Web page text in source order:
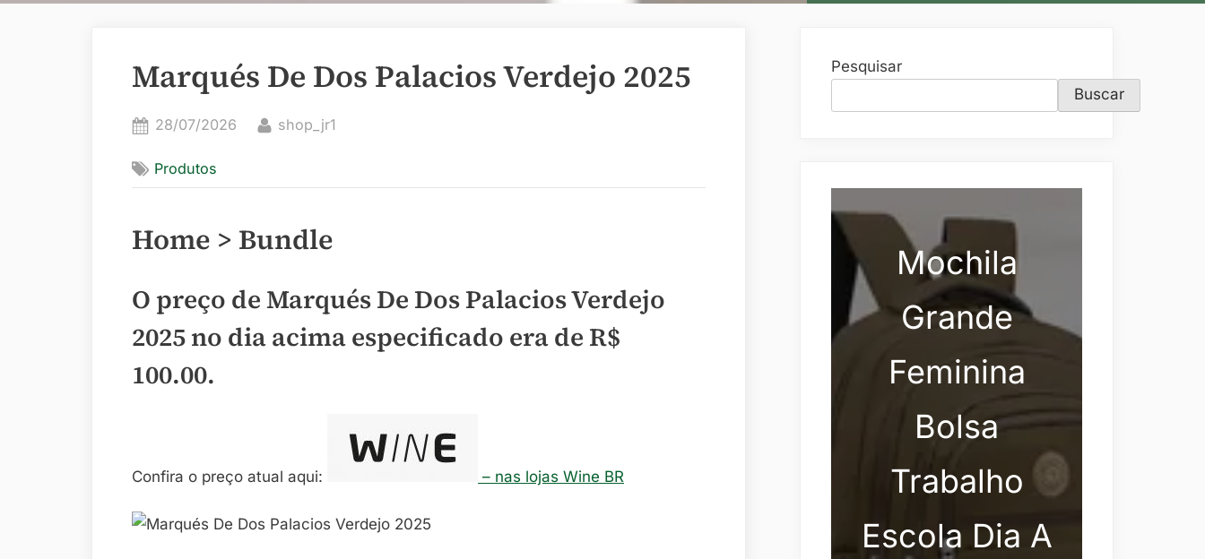
Marqués De Dos Palacios Verdejo 2025
Posted
28/07/2026 By
shop_jr1
Produtos
Home > Bundle
O preço de Marqués De Dos Palacios Verdejo
2025 no dia acima especificado era de R$
100.00.
Confira o preço atual aqui: – nas lojas Wine BR
Pesquisar
Buscar
Mochila
Grande
Feminina
Bolsa
Trabalho
Escola Dia A